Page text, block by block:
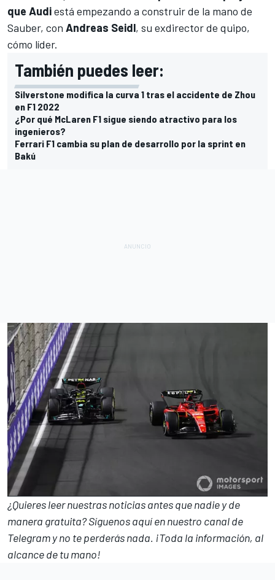
que Audiestá empezando a construir de la mano de
Sauber, con Andreas Seidl, su exdirector de quipo,
cómo líder.
También puedes leer:
Silverstone modifica la curva 1 tras el accidente de Zhou
en F1 2022
¿Por qué McLaren F1 sigue siendo atractivo para los
ingenieros?
Ferrari F1 cambia su plan de desarrollo por la sprint en
Bakú
¿Quieres leer nuestras noticias antes que nadie y de
manera gratuita? Síguenosaquí en nuestro canal de
Telegramy no te perderás nada. ¡Toda la información, al
alcance de tu mano!